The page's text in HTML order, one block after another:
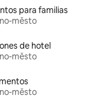
para familias
město
de hotel
město
město